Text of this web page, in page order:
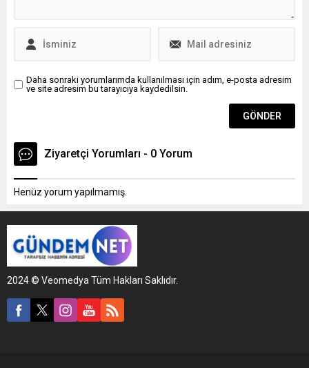
Daha sonraki yorumlarımda kullanılması için adım, e-posta adresim
ve site adresim bu tarayıcıya kaydedilsin.
Ziyaretçi Yorumları - 0 Yorum
Henüz yorum yapılmamış.
2024 © Veomedya Tüm Hakları Saklıdır.